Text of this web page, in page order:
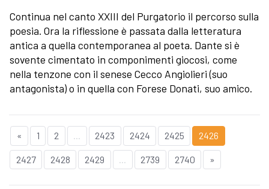
Continua nel canto XXIII del Purgatorio il percorso sulla
poesia. Ora la riflessione è passata dalla letteratura
antica a quella contemporanea al poeta. Dante si è
sovente cimentato in componimenti giocosi, come
nella tenzone con il senese Cecco Angiolieri (suo
antagonista) o in quella con Forese Donati, suo amico.
« 1 2 ... 2423 2424 2425 2426
2427 2428 2429 2739 2740 »